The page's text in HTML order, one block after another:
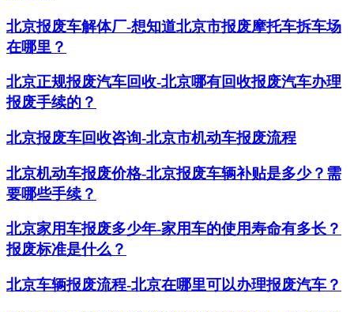
北京报废车解体厂-想知道北京市报废摩托车拆车场
在哪里？
北京正规报废汽车回收-北京哪有回收报废汽车办理
报废手续的？
北京报废车回收咨询-北京市机动车报废流程
北京机动车报废价格-北京报废车辆补贴是多少？需
要哪些手续？
北京家用车报废多少年-家用车的使用寿命有多长？
报废标准是什么？
北京车辆报废流程-北京在哪里可以办理报废汽车？